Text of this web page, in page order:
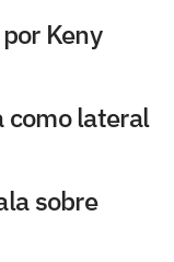
Keny
como lateral
sobre